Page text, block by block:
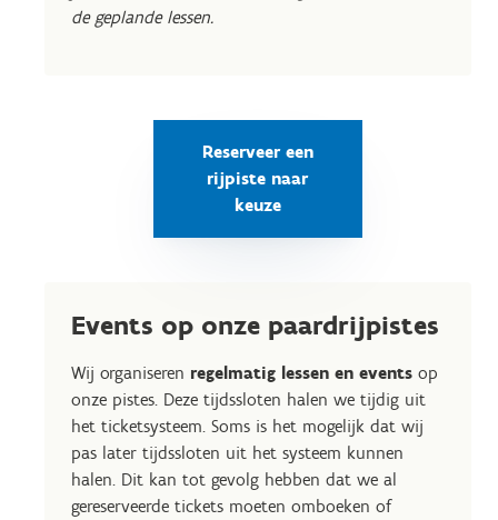
de geplande lessen.
Reserveer een
rijpiste naar
keuze
Events op onze paardrijpistes
Wij organiseren regelmatig lessen en events op
onze pistes. Deze tijdssloten halen we tijdig uit
het ticketsysteem. Soms is het mogelijk dat wij
pas later tijdssloten uit het systeem kunnen
halen. Dit kan tot gevolg hebben dat we al
gereserveerde tickets moeten omboeken of